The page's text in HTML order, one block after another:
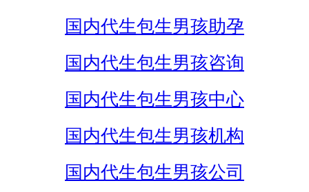
国内代生包生男孩助孕
国内代生包生男孩咨询
国内代生包生男孩中心
国内代生包生男孩机构
国内代生包生男孩公司